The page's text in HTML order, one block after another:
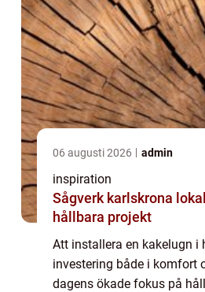
06 augusti 2026 admin
inspiration
Sågverk karlskrona lokalt virke för
hållbara projekt
Att installera en kakelugn i
investering både i komfort
dagens ökade fokus på